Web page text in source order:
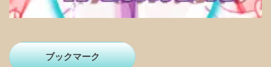
ブックマーク